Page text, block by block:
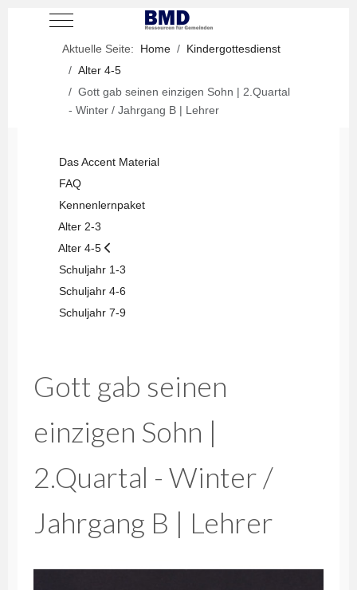
Mobile Menu Toggle
Aktuelle Seite: Home
Kindergottesdienst
Alter 4-5
Gott gab seinen einzigen Sohn | 2.Quartal
- Winter / Jahrgang B | Lehrer
Das Accent Material
FAQ
Kennenlernpaket
Alter 2-3
Alter 4-5
Schuljahr 1-3
Schuljahr 4-6
Schuljahr 7-9
Gott gab seinen
einzigen Sohn |
2.Quartal - Winter /
Jahrgang B | Lehrer